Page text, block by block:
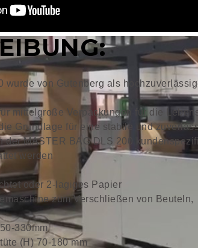
wurde von Gutenberg als
mittelgroße Verpackungen für die
Grundlage für eine stabile und
der MASTER BAG DLS 200
werden
oder 2-lagiges Papier
zum Verschließen von Beuteln,
330mm
(H) 70-180 mm